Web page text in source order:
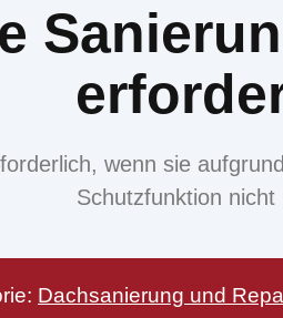
wenn sie
Schutzfunktion nicht
Dachsanierung und